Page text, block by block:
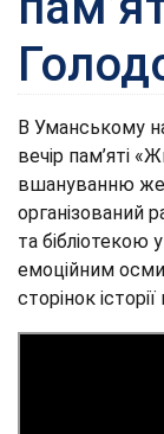
В Уманському
вечір пам’яті
вшануванню
організований
та бібліотекою
емоційним
сторінок